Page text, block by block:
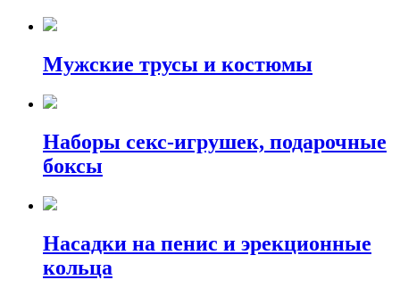
Мужские трусы и костюмы
Наборы секс-игрушек, подарочные
боксы
Насадки на пенис и эрекционные
кольца